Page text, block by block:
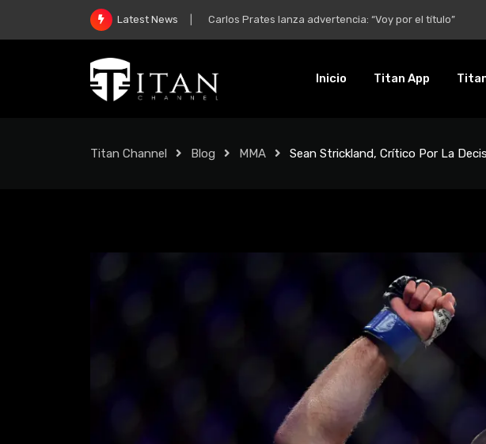
Latest News McGregor y su regreso: “Mi mentalidad es inquebrantable”
Inicio Titan App
Titan Channel Blog MMA Sean Strickland, Crítico Por La